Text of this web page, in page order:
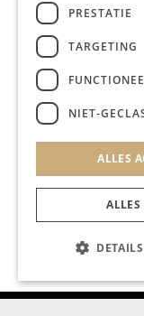
PRESTATIE
TARGETING
NIET-
ALLES
ALLES